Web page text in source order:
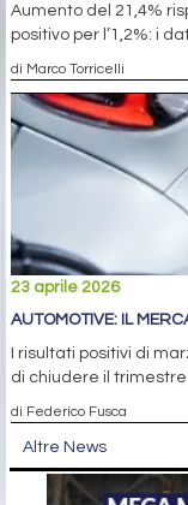
Aumento del 21,4%
positivo per l’1,2%: i
di Marco Torricelli
23 aprile 2026
AUTOMOTIVE: IL
I risultati positivi di
di chiudere il trimestre
di Federico Fusca
Altre News